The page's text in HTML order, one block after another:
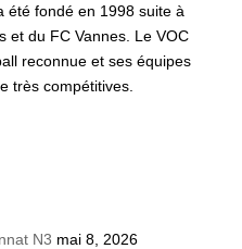
été fondé en 1998 suite à
et du FC Vannes. Le VOC
reconnue et ses équipes
très compétitives.
N3 mai 8, 2026